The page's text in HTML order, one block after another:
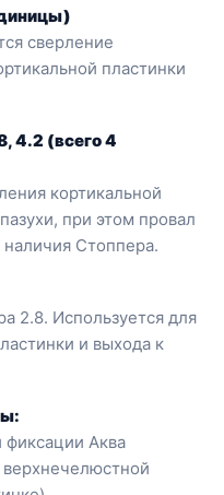
сверление
пластинки
4.2 (всего 4
кортикальной
при этом провал
Стоппера.
2.8. Используется для
и выхода к
Аква